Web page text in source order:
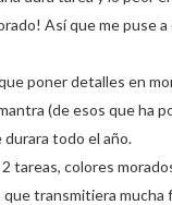
Así que me puse
poner detalles en
(de esos que ha
durara todo el año.
tareas, colores
transmitiera mucha